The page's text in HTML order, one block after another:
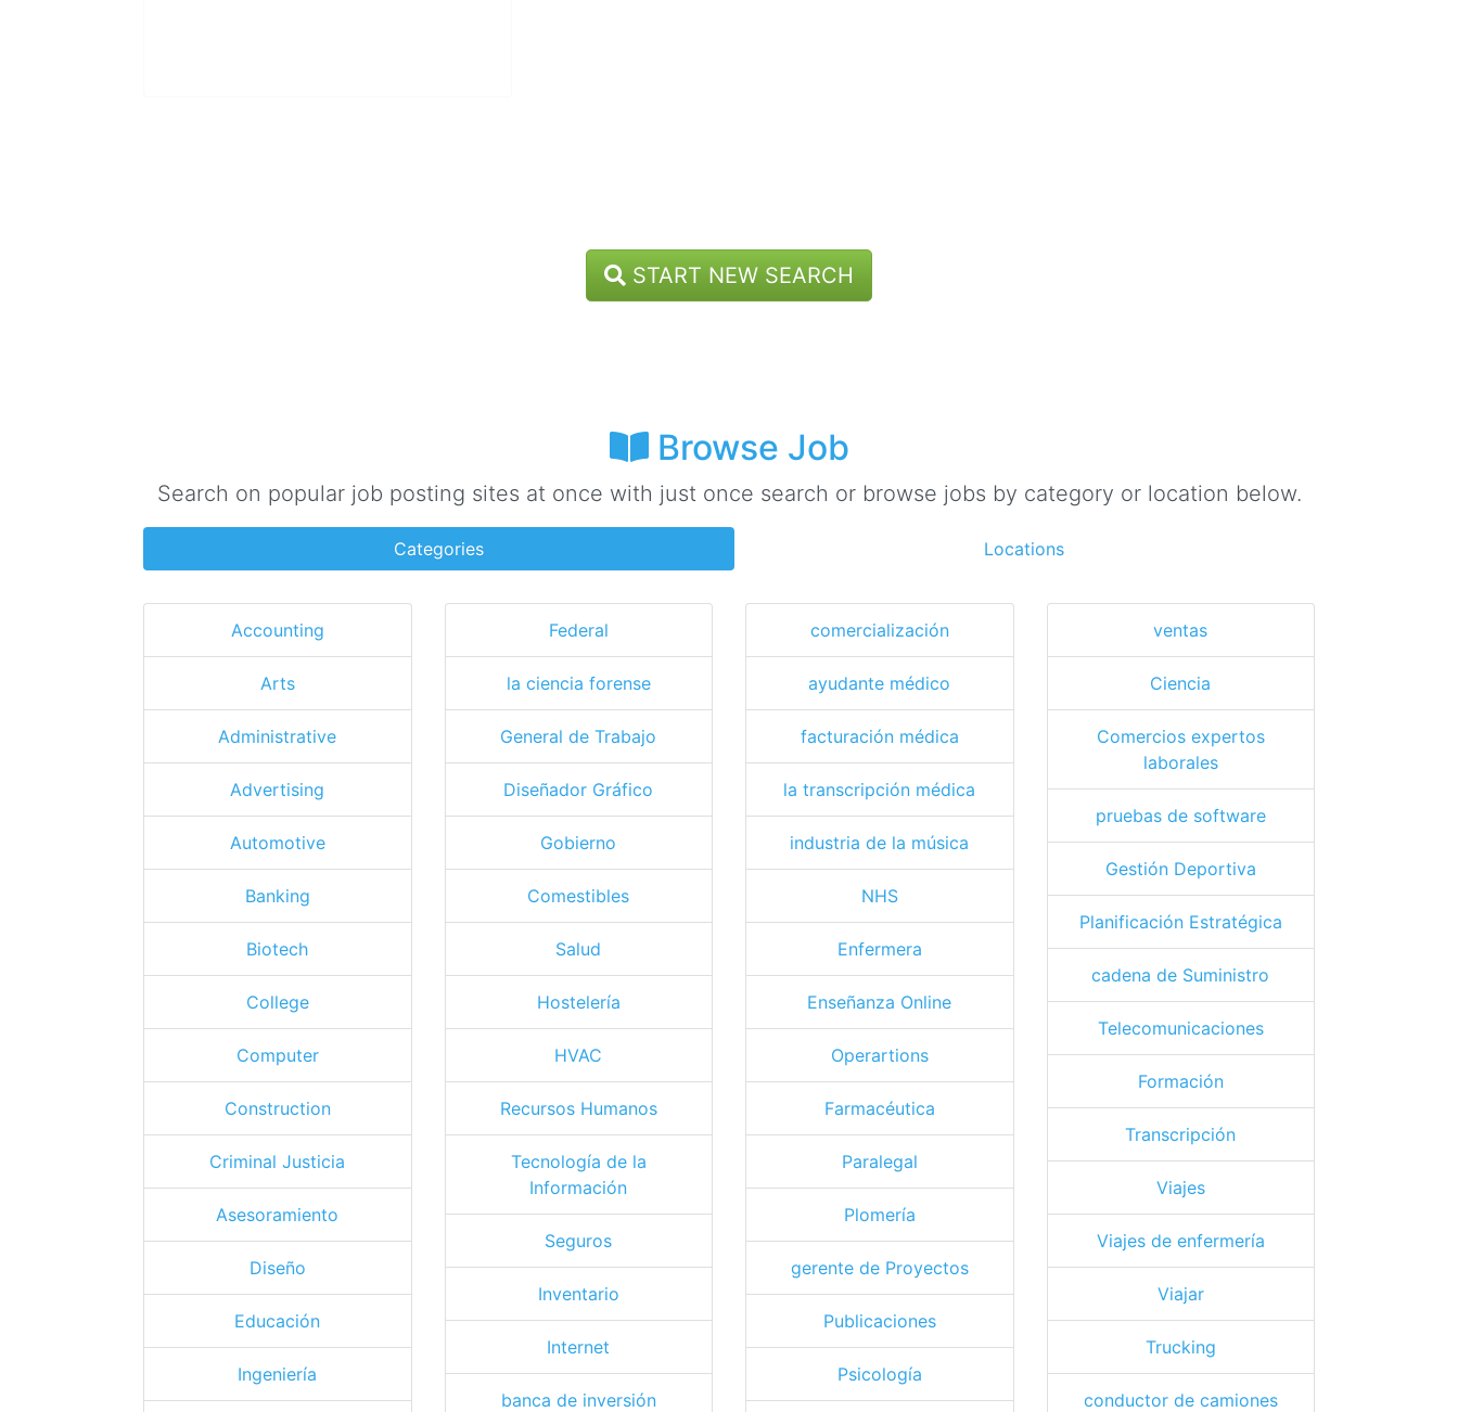
START NEW SEARCH
Browse Job
Search on popular job posting sites at once with just once search or browse jobs by category or location below.
Categories Locations
Accounting
Arts
Administrative
Advertising
Automotive
Banking
Biotech
College
Computer
Construction
Criminal Justicia
Asesoramiento
Diseño
Educación
Ingeniería
Federal
la ciencia forense
General de Trabajo
Diseñador Gráfico
Gobierno
Comestibles
Salud
Hostelería
HVAC
Recursos Humanos
Tecnología de la
Información
Seguros
Inventario
Internet
banca de inversión
comercialización
ayudante médico
facturación médica
la transcripción médica
industria de la música
NHS
Enfermera
Enseñanza Online
Operartions
Farmacéutica
Paralegal
Plomería
gerente de Proyectos
Publicaciones
Psicología
ventas
Ciencia
Comercios expertos
laborales
pruebas de software
Gestión Deportiva
Planificación Estratégica
cadena de Suministro
Telecomunicaciones
Formación
Transcripción
Viajes
Viajes de enfermería
Viajar
Trucking
conductor de camiones